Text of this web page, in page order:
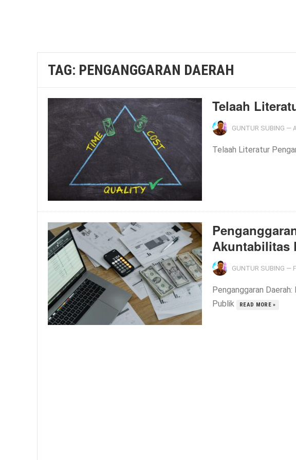
TAG: PENGANGGARAN DAERAH
Telaah
GUNTUR SUBING —
Telaah Literatur
Akuntabilitas
GUNTUR SUBING —
Penganggaran
Publik
READ MORE »